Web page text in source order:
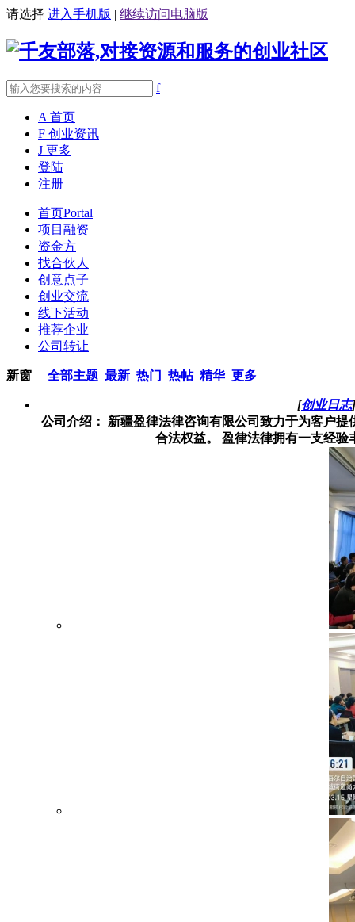
请选择 进入手机版 | 继续访问电脑版
f
A 首页
F 创业资讯
J 更多
登陆
注册
首页Portal
项目融资
资金方
找合伙人
创意点子
创业交流
线下活动
推荐企业
公司转让
新窗 全部主题 最新 热门 热帖 精华 更多
[创业日志]
公司介绍： 新疆盈律法律咨询有限公司致力于为客户
合法权益。 盈律法律拥有一支经